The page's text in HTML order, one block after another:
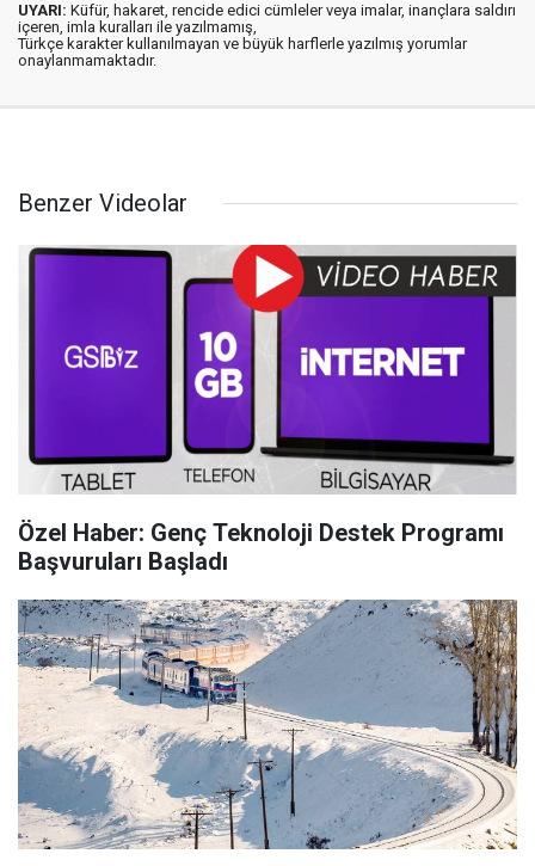
UYARI: Küfür, hakaret, rencide edici cümleler veya imalar, inançlara saldırı
içeren, imla kuralları ile yazılmamış,
Türkçe karakter kullanılmayan ve büyük harflerle yazılmış yorumlar
onaylanmamaktadır.
Benzer Videolar
Özel Haber: Genç Teknoloji Destek Programı
Başvuruları Başladı